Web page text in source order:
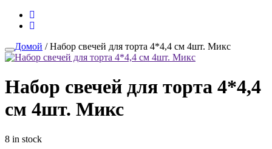
Домой / Набор свечей для торта 4*4,4 см 4шт. Микс
Набор свечей для торта 4*4,4
см 4шт. Микс
8 in stock